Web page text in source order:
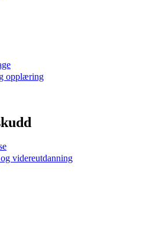
opplæring
videreutdanning